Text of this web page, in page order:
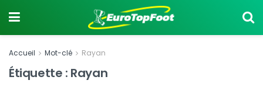
Accueil Mot-clé Rayan
Étiquette : Rayan